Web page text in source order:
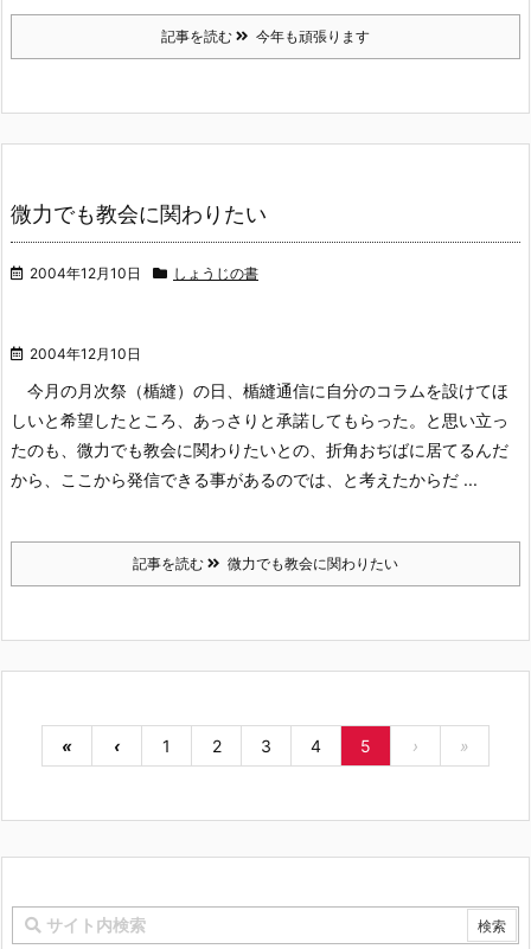
記事を読む 今年も頑張ります
微力でも教会に関わりたい
2004年12月10日 しょうじの書
2004年12月10日
今月の月次祭（楯縫）の日、楯縫通信に自分のコラムを設けてほ
しいと希望したところ、あっさりと承諾してもらった。と思い立っ
たのも、微力でも教会に関わりたいとの、折角おぢばに居てるんだ
から、ここから発信できる事があるのでは、と考えたからだ ...
記事を読む 微力でも教会に関わりたい
« ‹ 1 2 3 4 5 › »